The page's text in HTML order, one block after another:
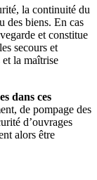
la continuité du
des biens. En cas
et constitue
secours et
la maîtrise
dans ces
de pompage des
d’ouvrages
alors être